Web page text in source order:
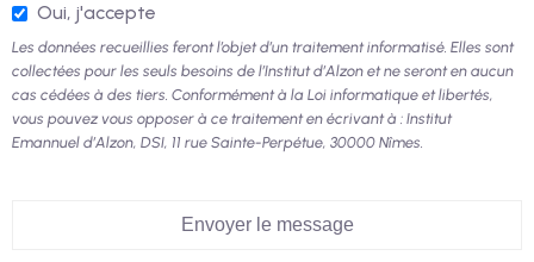
Oui, j'accepte
Les données recueillies feront l’objet d’un traitement informatisé. Elles sont
collectées pour les seuls besoins de l’Institut d’Alzon et ne seront en aucun
cas cédées à des tiers. Conformément à la Loi informatique et libertés,
vous pouvez vous opposer à ce traitement en écrivant à : Institut
Emannuel d’Alzon, DSI, 11 rue Sainte-Perpétue, 30000 Nîmes.
Envoyer le message